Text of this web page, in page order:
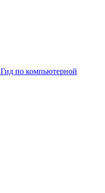
Гид по компьютерной